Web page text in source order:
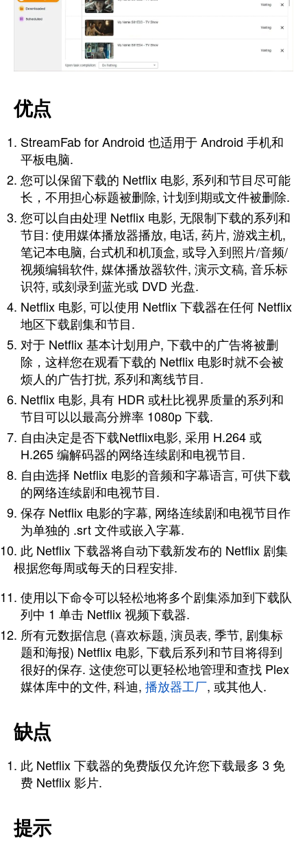
优点
StreamFab for Android 也适用于 Android 手机和
平板电脑.
您可以保留下载的 Netflix 电影, 系列和节目尽可能
长，不用担心标题被删除, 计划到期或文件被删除.
您可以自由处理 Netflix 电影, 无限制下载的系列和
节目: 使用媒体播放器播放, 电话, 药片, 游戏主机,
笔记本电脑, 台式机和机顶盒, 或导入到照片/音频/
视频编辑软件, 媒体播放器软件, 演示文稿, 音乐标
识符, 或刻录到蓝光或 DVD 光盘.
Netflix 电影, 可以使用 Netflix 下载器在任何 Netflix
地区下载剧集和节目.
对于 Netflix 基本计划用户, 下载中的广告将被删
除，这样您在观看下载的 Netflix 电影时就不会被
烦人的广告打扰, 系列和离线节目.
Netflix 电影, 具有 HDR 或杜比视界质量的系列和
节目可以以最高分辨率 1080p 下载.
自由决定是否下载Netflix电影, 采用 H.264 或
H.265 编解码器的网络连续剧和电视节目.
自由选择 Netflix 电影的音频和字幕语言, 可供下载
的网络连续剧和电视节目.
保存 Netflix 电影的字幕, 网络连续剧和电视节目作
为单独的 .srt 文件或嵌入字幕.
此 Netflix 下载器将自动下载新发布的 Netflix 剧集
根据您每周或每天的日程安排.
使用以下命令可以轻松地将多个剧集添加到下载队
列中 1 单击 Netflix 视频下载器.
所有元数据信息 (喜欢标题, 演员表, 季节, 剧集标
题和海报) Netflix 电影, 下载后系列和节目将得到
很好的保存. 这使您可以更轻松地管理和查找 Plex
媒体库中的文件, 科迪, 播放器工厂, 或其他人.
缺点
此 Netflix 下载器的免费版仅允许您下载最多 3 免
费 Netflix 影片.
提示